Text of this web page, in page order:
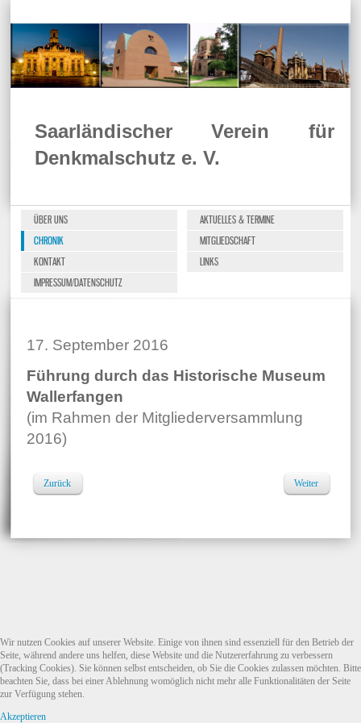
Saarländischer Verein für
Denkmalschutz e. V.
ÜBER UNS
AKTUELLES & TERMINE
CHRONIK
MITGLIEDSCHAFT
KONTAKT
LINKS
IMPRESSUM/DATENSCHUTZ
17. September 2016
Führung durch das Historische Museum
Wallerfangen
(im Rahmen der Mitgliederversammlung
2016)
Zurück Weiter
Wir nutzen Cookies auf unserer Website. Einige von ihnen sind essenziell für den Betrieb der
Seite, während andere uns helfen, diese Website und die Nutzererfahrung zu verbessern
(Tracking Cookies). Sie können selbst entscheiden, ob Sie die Cookies zulassen möchten. Bitte
beachten Sie, dass bei einer Ablehnung womöglich nicht mehr alle Funktionalitäten der Seite
zur Verfügung stehen.
Akzeptieren